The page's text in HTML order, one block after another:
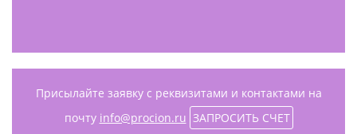
Присылайте заявку с реквизитами и контактами на
почту info@procion.ru ЗАПРОСИТЬ СЧЕТ